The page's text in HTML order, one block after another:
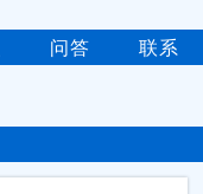
问答 联系